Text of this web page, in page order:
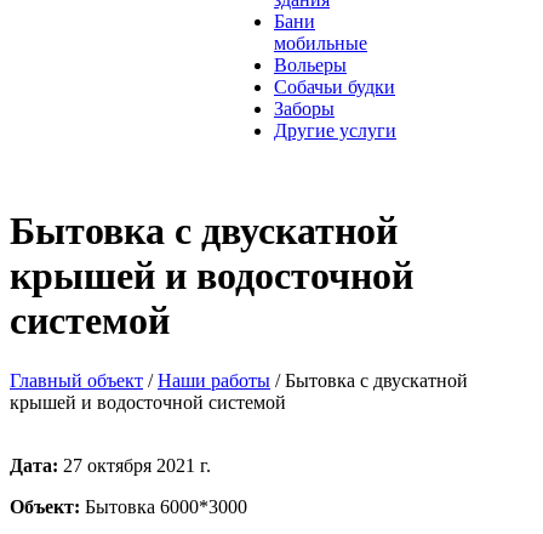
Бани
мобильные
Вольеры
Собачьи будки
Заборы
Другие услуги
Бытовка с двускатной
крышей и водосточной
системой
Главный объект / Наши работы /Бытовка с двускатной
крышей и водосточной системой
Дата: 27 октября 2021 г.
Объект: Бытовка 6000*3000